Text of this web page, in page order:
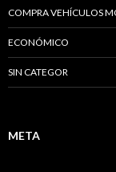
COMPRA VEHÍCULOS
ECONÓMICO
SIN CATEGOR
META